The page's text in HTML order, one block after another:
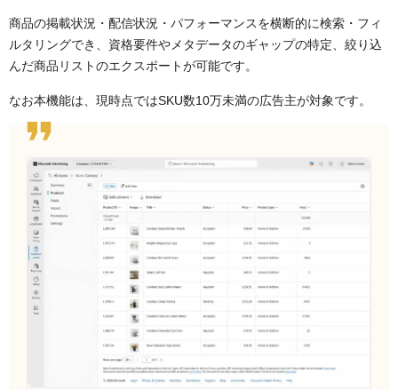
商品の掲載状況・配信状況・パフォーマンスを横断的に検索・フィ
ルタリングでき、資格要件やメタデータのギャップの特定、絞り込
んだ商品リストのエクスポートが可能です。
なお本機能は、現時点ではSKU数10万未満の広告主が対象です。